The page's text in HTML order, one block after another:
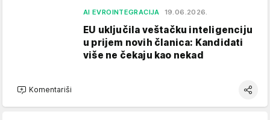
AI EVROINTEGRACIJA 19.06.2026.
EU uključila veštačku inteligenciju
u prijem novih članica: Kandidati
više ne čekaju kao nekad
Komentariši